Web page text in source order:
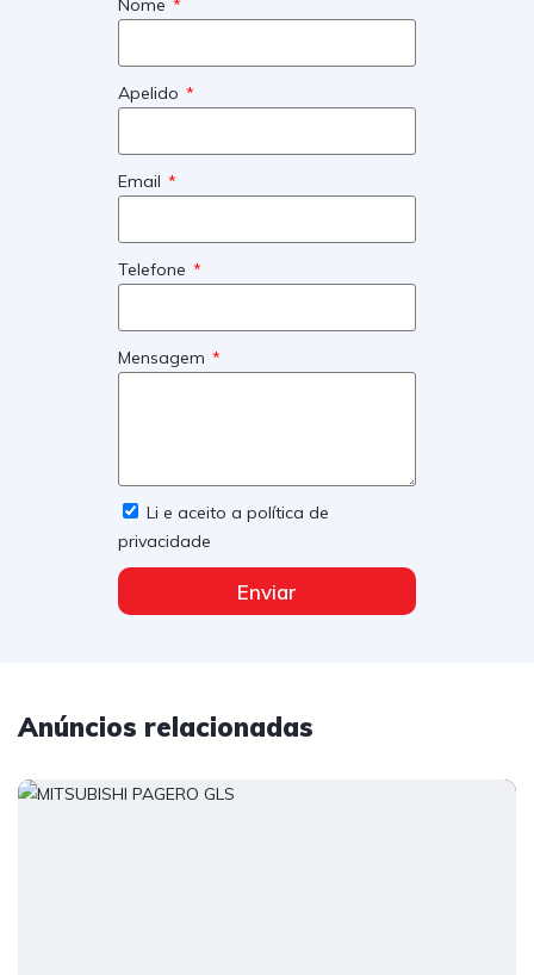
Nome
Apelido
Email
Telefone
Mensagem
Li e aceito a política de
privacidade
Enviar
Anúncios relacionadas